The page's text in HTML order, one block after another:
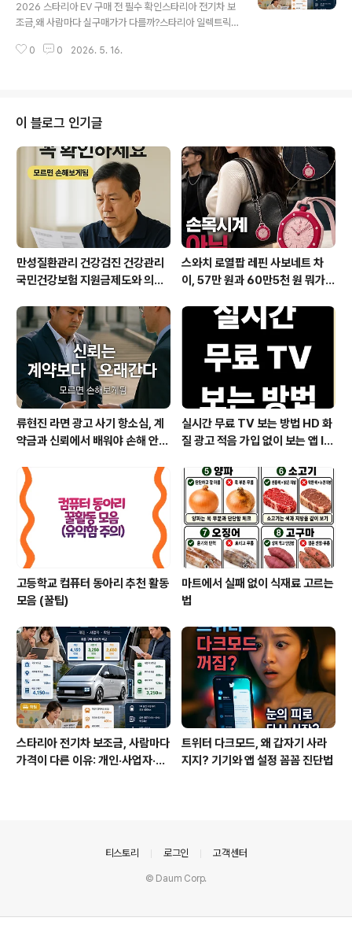
2026 스타리아 EV 구매 전 필수 확인스타리아 전기차 보
조금,왜 사람마다 실구매가가 다를까?스타리아 일렉트릭
에 따라 받을 수 있는 보조금과 세제 혜택이 달라집니다.개
가”가 아니라, 내 조건에서 받을 수 있는 확정 혜택을 확인
하는 것이 핵심입니다. 스타리아 EV 조건별 구매 전략 자세
히 보기 보조금·세제 혜택·사업자·통학차 조건을 한 번에 정
리했습니다.
0 0 2026. 5. 16.
이 블로그 인기글
만성질환관리 건강검진 건강관리
국민건강보험 지원금제도와 의료
스와치 로열팝 레핀 사보네트 차
이, 57만 원과 60만5천 원 뭐가
류현진 라면 광고 사기 항소심, 계
약금과 신뢰에서 배워야 손해 안
실시간 무료 TV 보는 방법 HD 화
질 광고 적음 가입 없이 보는 앱 IP
넷 요금제 꿀팁까지
고등학교 컴퓨터 동아리 추천 활동
모음 (꿀팁)
마트에서 실패 없이 식재료 고르는
법
스타리아 전기차 보조금, 사람마다
가격이 다른 이유: 개인·사업자·학
트위터 다크모드, 왜 갑자기 사라
지지? 기기와 앱 설정 꼼꼼 진단법
티스토리 로그인 고객센터
© Daum Corp.